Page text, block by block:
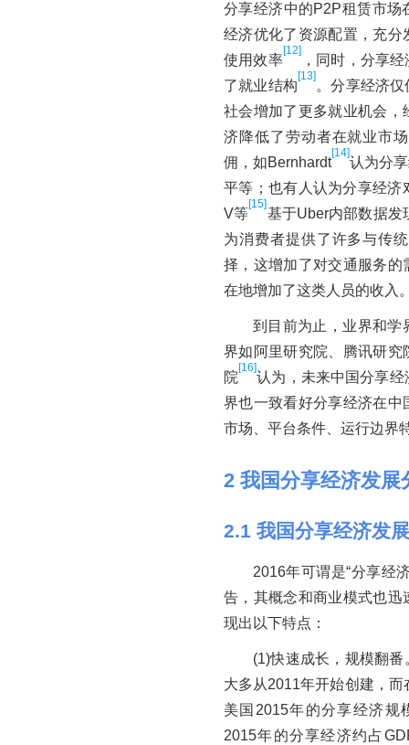
分享经济中的P2P租赁市场
经济优化了资源配置，充
使用效率
[12]
，同时，分享
了就业结构
[13]
。分享经济
社会增加了更多就业机会
济降低了劳动者在就业市
佣，如Bernhardt
[14]
认为分
平等；也有人认为分享经济
V等
[15]
基于Uber内部数据发
为消费者提供了许多与传
择，这增加了对交通服务
在地增加了这类人员的收入
到目前为止，业界和学
界如阿里研究院、腾讯研
院
[16]
认为，未来中国分享
界也一致看好分享经济在
市场、平台条件、运行边界
2 我国分享经济发展
2.1 我国分享经济发
2016年可谓是“分享经
告，其概念和商业模式也
现出以下特点：
(1)快速成长，规模翻
大多从2011年开始创建，
美国2015年的分享经济规
2015年的分享经济约占